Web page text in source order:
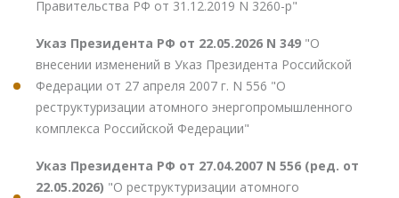
Правительства РФ от 31.12.2019 N 3260-р"
Указ Президента РФ от 22.05.2026 N 349 "О
внесении изменений в Указ Президента Российской
Федерации от 27 апреля 2007 г. N 556 "О
реструктуризации атомного энергопромышленного
комплекса Российской Федерации"
Указ Президента РФ от 27.04.2007 N 556 (ред. от
22.05.2026) "О реструктуризации атомного